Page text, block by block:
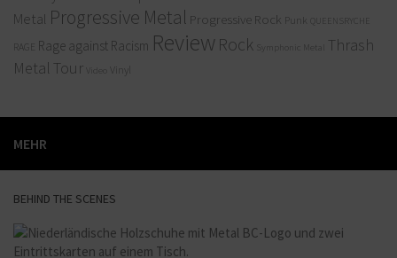
Metal Progressive Metal Progressive Rock Punk QUEENSRYCHE
RAGE Rage against Racism Review Rock Symphonic Metal
Thrash
Metal Tour Video Vinyl
MEHR
BEHIND THE SCENES